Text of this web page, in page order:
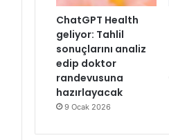
ChatGPT Health
geliyor: Tahlil
sonuçlarını analiz
edip doktor
randevusuna
hazırlayacak
9 Ocak 2026